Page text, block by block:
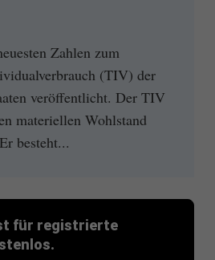
Zahlen zum
(TIV) der
veröffentlicht. Der TIV
materiellen Wohlstand
besteht...
für registrierte